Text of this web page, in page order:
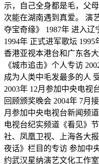
示，自己全身都是毛，父
次能在湖南遇到真爱。 演
夺宝奇缘》 1987年 进入
1994年 正式进军歌坛
香港亚视本港台和广东各
《城市追击》个人专访
成为人类中毛发最多的人
2003年 12月参加中央电视
回顾颁奖晚会 2004年 7月
月参加中央电视台新闻频
电视台纪实频道《看见》
社、凤凰卫视、上海各大
夜话》栏目的专访 参加中
约武汉星纳演艺文化工作